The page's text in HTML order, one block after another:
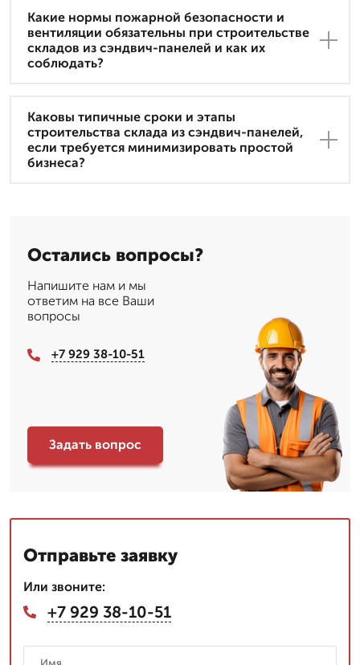
Какие нормы пожарной безопасности и
вентиляции обязательны при строительстве
складов из сэндвич-панелей и как их
соблюдать?
Каковы типичные сроки и этапы
строительства склада из сэндвич-панелей,
если требуется минимизировать простой
бизнеса?
Остались вопросы?
Напишите нам и мы
ответим на все Ваши
вопросы
+7 929 38-10-51
Задать вопрос
Отправьте заявку
Или звоните:
+7 929 38-10-51